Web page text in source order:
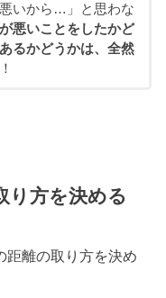
いから…」と思わな
悪いことをしたかど
るかどうかは、全然
方を決める
距離の取り方を決め